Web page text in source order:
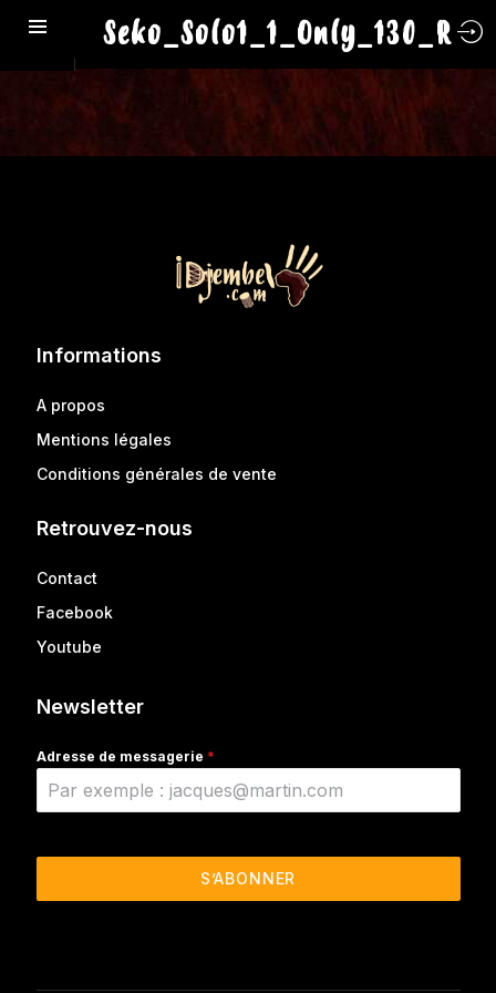
Seko_Solo1_1_Only_130_R
Informations
A propos
Mentions légales
Conditions générales de vente
Retrouvez-nous
Contact
Facebook
Youtube
Newsletter
Adresse de messagerie *
S’ABONNER